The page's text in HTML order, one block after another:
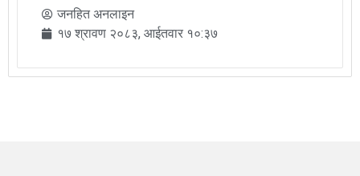
जनहित अनलाइन
१७ श्रावण २०८३, आईतवार १०:३७